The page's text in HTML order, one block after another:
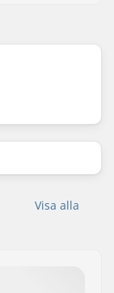
Visa alla